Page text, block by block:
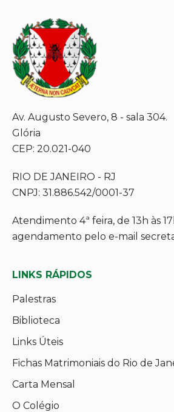
Av. Augusto Severo, 8 - sala 304.
Glória
CEP: 20.021-040
RIO DE JANEIRO - RJ
CNPJ: 31.886.542/0001-37
Atendimento 4ª feira, de 13h às
agendamento pelo e-mail
LINKS RÁPIDOS
Palestras
Biblioteca
Links Úteis
Fichas Matrimoniais do Rio de
Carta Mensal
O Colégio